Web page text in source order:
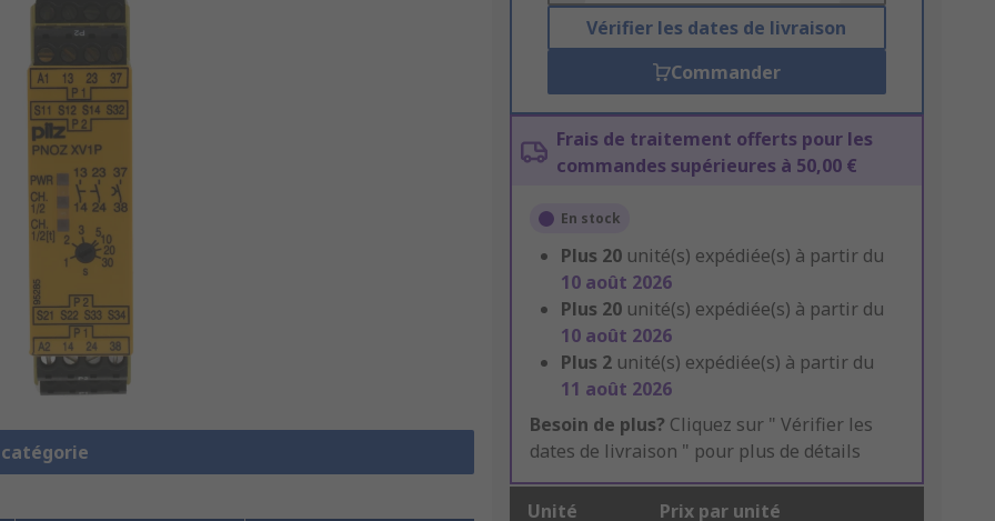
Vérifier les dates de livraison
Commander
Frais de traitement offerts pour les
commandes supérieures à 50,00 €
En stock
Plus 20 unité(s) expédiée(s) à partir du
10 août 2026
Plus 20 unité(s) expédiée(s) à partir du
10 août 2026
Plus 2 unité(s) expédiée(s) à partir du
11 août 2026
Besoin de plus? Cliquez sur " Vérifier les
dates de livraison " pour plus de détails
Unité Prix par unité